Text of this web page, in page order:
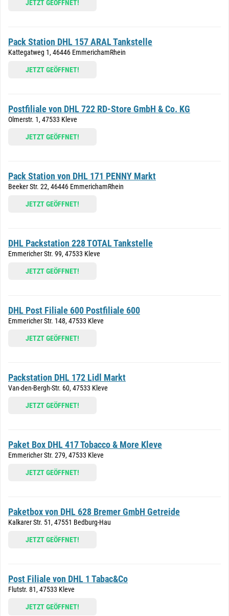
JETZT GEÖFFNET!
Pack Station DHL 157 ARAL Tankstelle
Kattegatweg 1, 46446 EmmerichamRhein
JETZT GEÖFFNET!
Postfiliale von DHL 722 RD-Store GmbH & Co. KG
Olmerstr. 1, 47533 Kleve
JETZT GEÖFFNET!
Pack Station von DHL 171 PENNY Markt
Beeker Str. 22, 46446 EmmerichamRhein
JETZT GEÖFFNET!
DHL Packstation 228 TOTAL Tankstelle
Emmericher Str. 99, 47533 Kleve
JETZT GEÖFFNET!
DHL Post Filiale 600 Postfiliale 600
Emmericher Str. 148, 47533 Kleve
JETZT GEÖFFNET!
Packstation DHL 172 Lidl Markt
Van-den-Bergh-Str. 60, 47533 Kleve
JETZT GEÖFFNET!
Paket Box DHL 417 Tobacco & More Kleve
Emmericher Str. 279, 47533 Kleve
JETZT GEÖFFNET!
Paketbox von DHL 628 Bremer GmbH Getreide
Kalkarer Str. 51, 47551 Bedburg-Hau
JETZT GEÖFFNET!
Post Filiale von DHL 1 Tabac&Co
Flutstr. 81, 47533 Kleve
JETZT GEÖFFNET!